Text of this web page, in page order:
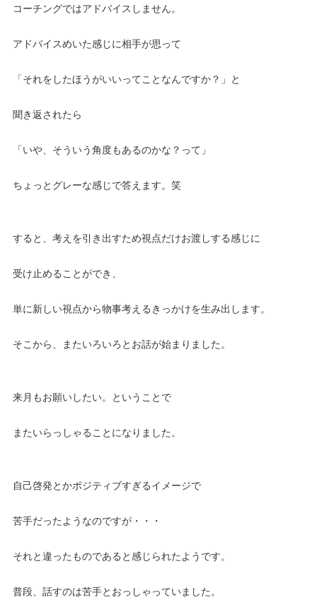
コーチングではアドバイスしません。
アドバイスめいた感じに相手が思って
「それをしたほうがいいってことなんですか？」と
聞き返されたら
「いや、そういう角度もあるのかな？って」
ちょっとグレーな感じで答えます。笑
すると、考えを引き出すため視点だけお渡しする感じに
受け止めることができ、
単に新しい視点から物事考えるきっかけを生み出します。
そこから、またいろいろとお話が始まりました。
来月もお願いしたい。ということで
またいらっしゃることになりました。
自己啓発とかポジティブすぎるイメージで
苦手だったようなのですが・・・
それと違ったものであると感じられたようです。
普段、話すのは苦手とおっしゃっていました。